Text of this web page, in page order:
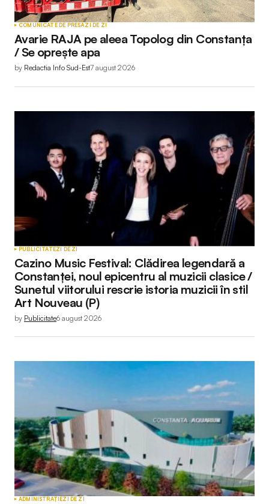
COMUNICATE DE PRESĂZI DE ZI
Avarie RAJA pe aleea Topolog din Constanța
/ Se oprește apa
by Redactia Info Sud-Est7 august 2026
PUBLICITATEZI DE ZI
Cazino Music Festival: Clădirea legendară a
Constanței, noul epicentru al muzicii clasice /
Sunetul viitorului rescrie istoria muzicii în stil
Art Nouveau (P)
by Publicitate6 august 2026
ADMINISTRAȚIEZI DE ZI